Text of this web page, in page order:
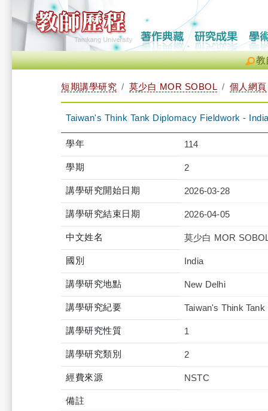
教
短期講學研究 莫少白 MOR SOBOL 個人網頁
Taiwan's Think Tank Diplomacy Fieldwork -
學年 114
學期 2
講學研究開始日期 2026-03-28
講學研究結束日期 2026-04-05
中文姓名 莫少白 MOR
國別 India
講學研究地點 New Delhi
講學研究紀要 Taiwan's Think
講學研究性質 1
講學研究類別 2
經費來源 NSTC
備註